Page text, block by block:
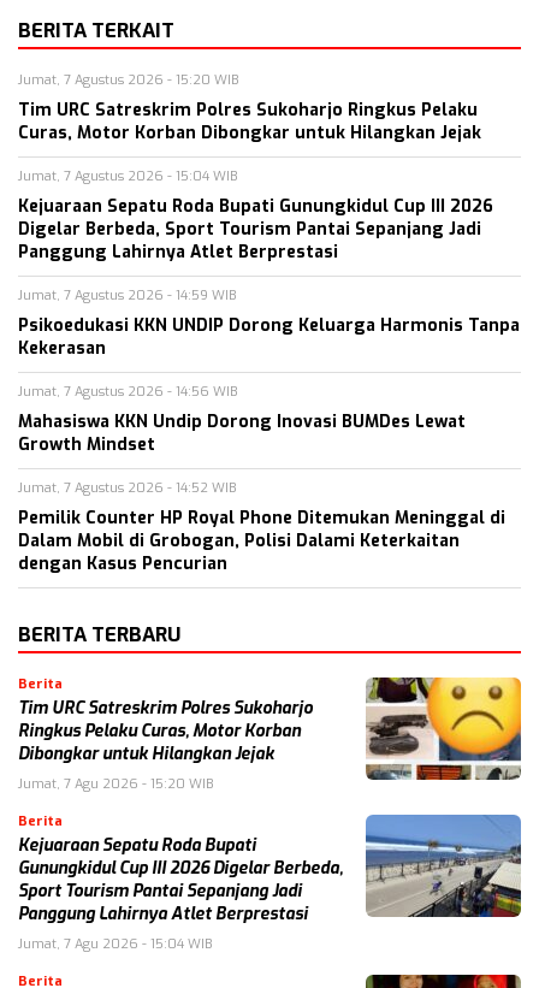
BERITA TERKAIT
Jumat, 7 Agustus 2026 - 15:20 WIB
Tim URC Satreskrim Polres Sukoharjo Ringkus Pelaku
Curas, Motor Korban Dibongkar untuk Hilangkan Jejak
Jumat, 7 Agustus 2026 - 15:04 WIB
Kejuaraan Sepatu Roda Bupati Gunungkidul Cup III 2026
Digelar Berbeda, Sport Tourism Pantai Sepanjang Jadi
Panggung Lahirnya Atlet Berprestasi
Jumat, 7 Agustus 2026 - 14:59 WIB
Psikoedukasi KKN UNDIP Dorong Keluarga Harmonis Tanpa
Kekerasan
Jumat, 7 Agustus 2026 - 14:56 WIB
Mahasiswa KKN Undip Dorong Inovasi BUMDes Lewat
Growth Mindset
Jumat, 7 Agustus 2026 - 14:52 WIB
Pemilik Counter HP Royal Phone Ditemukan Meninggal di
Dalam Mobil di Grobogan, Polisi Dalami Keterkaitan
dengan Kasus Pencurian
BERITA TERBARU
Berita
Tim URC Satreskrim Polres Sukoharjo
Ringkus Pelaku Curas, Motor Korban
Dibongkar untuk Hilangkan Jejak
Jumat, 7 Agu 2026 - 15:20 WIB
Berita
Kejuaraan Sepatu Roda Bupati
Gunungkidul Cup III 2026 Digelar Berbeda,
Sport Tourism Pantai Sepanjang Jadi
Panggung Lahirnya Atlet Berprestasi
Jumat, 7 Agu 2026 - 15:04 WIB
Berita